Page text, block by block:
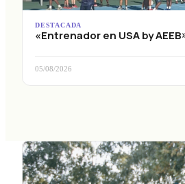
DESTACADA
«Entrenador en USA by
05/08/2026